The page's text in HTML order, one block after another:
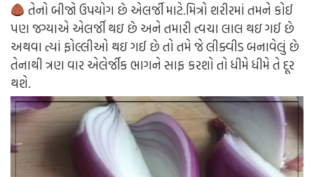
તેનો બીજો ઉપયોગ છે એલર્જી માટે.મિત્રો શરીરમાં તમને કોઈ
પણ જગ્યાએ એલર્જી થઇ છે અને તમારી ત્વચા લાલ થઇ ગઈ છે
અથવા ત્યાં ફોલ્લીઓ થઇ ગઈ છે તો તમે જે લીક્વીડ બનાવેલું છે
તેનાથી ત્રણ વાર એલેર્જીક ભાગને સાફ કરશો તો ધીમે ધીમે તે દૂર
થશે.